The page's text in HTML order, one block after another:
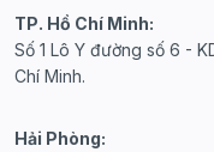
TP. Hồ Chí Minh:
Số 1 Lô Y đường số 6 -
Chí Minh.
Hải Phòng: